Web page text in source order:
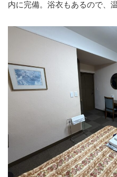
内に完備。浴衣もあるので、